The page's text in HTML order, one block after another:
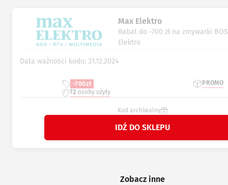
Max Elektro
Rabat do -700 zł na zmywarki
Elektro
Data ważności kodu: 31.12.2024
-700zł
72 osoby użyły
PROMO
Kod archiwalny
IDŹ DO SKLEPU
Zobacz inne